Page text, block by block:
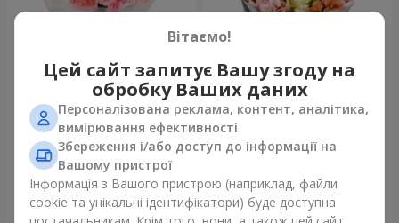
Букет "Рожевий зефір"
1 411 грн
Замовити
Букет "Дзінтарс"
Замовити
Вітаємо!
Цей сайт запитує Вашу згоду на
обробку Ваших даних
Персоналізована реклама, контент, аналітика,
вимірювання ефективності
Збереження і/або доступ до інформації на
Вашому пристрої
Інформація з Вашого пристрою (наприклад, файли
cookie та унікальні ідентифікатори) буде доступна